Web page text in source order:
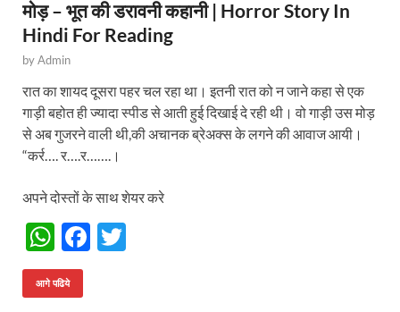
मोड़ – भूत की डरावनी कहानी | Horror Story In
Hindi For Reading
byAdmin
रात का शायद दूसरा पहर चल रहा था। इतनी रात को न जाने कहा से एक
गाड़ी बहोत ही ज्यादा स्पीड से आती हुई दिखाई दे रही थी। वो गाड़ी उस मोड़
से अब गुजरने वाली थी,की अचानक ब्रेअक्स के लगने की आवाज आयी।
“कर्र…. र….र…….।
अपने दोस्तों के साथ शेयर करे
W
h
at
F
आगे पढिये